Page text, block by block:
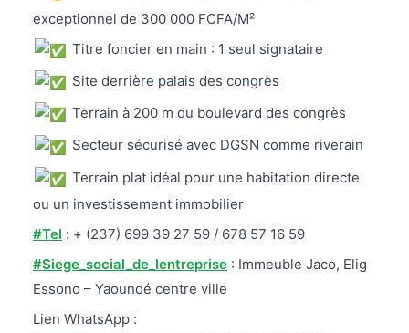
exceptionnel de 300 000 FCFA/M²
Titre foncier en main : 1 seul signataire
Site derrière palais des congrès
Terrain à 200 m du boulevard des congrès
Secteur sécurisé avec DGSN comme riverain
Terrain plat idéal pour une habitation directe
ou un investissement immobilier
#Tel : + (237) 699 39 27 59 / 678 57 16 59
#Siege_social_de_lentreprise : Immeuble Jaco, Elig
Essono – Yaoundé centre ville
Lien WhatsApp :